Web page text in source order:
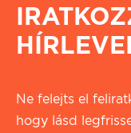
Ne felejts el
hogy lásd